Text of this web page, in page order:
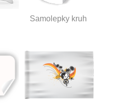
Samolepky kruh